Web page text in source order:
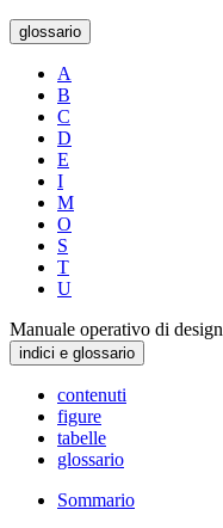
glossario
A
B
C
D
E
I
M
O
S
T
U
Manuale operativo di design
indici e glossario
contenuti
figure
tabelle
glossario
Sommario